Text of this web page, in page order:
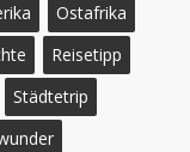
Ostafrika
Reisetipp
Städtetrip